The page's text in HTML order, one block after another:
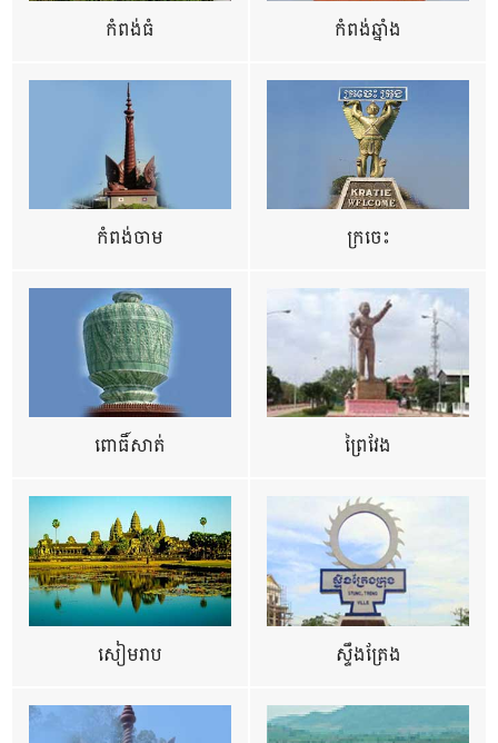
កំពង់ធំ កំពង់ឆ្នាំង
កំពង់ចាម ក្រចេះ
ពោធិ៍សាត់ ព្រៃវែង
សៀមរាប ស្ទឹងត្រែង